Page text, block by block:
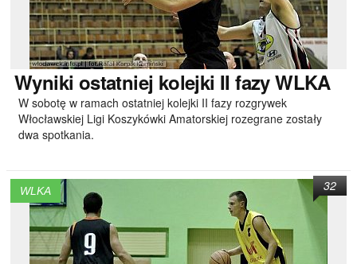
Wyniki ostatniej kolejki II fazy WLKA
W sobotę w ramach ostatniej kolejki II fazy rozgrywek
Włocławskiej Ligi Koszykówki Amatorskiej rozegrane zostały
dwa spotkania.
WLKA 32